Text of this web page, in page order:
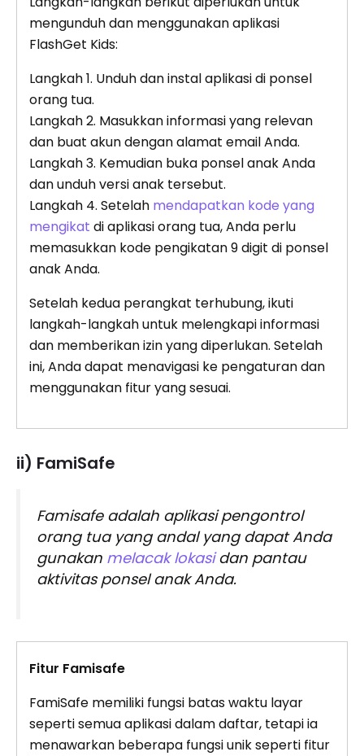
mengunduh dan menggunakan aplikasi
FlashGet Kids:
Langkah 1. Unduh dan instal aplikasi di ponsel
orang tua.
Langkah 2. Masukkan informasi yang relevan
dan buat akun dengan alamat email Anda.
Langkah 3. Kemudian buka ponsel anak Anda
dan unduh versi anak tersebut.
Langkah 4. Setelah mendapatkan kode yang
mengikat di aplikasi orang tua, Anda perlu
memasukkan kode pengikatan 9 digit di ponsel
anak Anda.
Setelah kedua perangkat terhubung, ikuti
langkah-langkah untuk melengkapi informasi
dan memberikan izin yang diperlukan. Setelah
ini, Anda dapat menavigasi ke pengaturan dan
menggunakan fitur yang sesuai.
ii) FamiSafe
Famisafe adalah aplikasi pengontrol
orang tua yang andal yang dapat Anda
gunakan melacak lokasidan pantau
aktivitas ponsel anak Anda.
Fitur Famisafe
FamiSafe memiliki fungsi batas waktu layar
seperti semua aplikasi dalam daftar, tetapi ia
menawarkan beberapa fungsi unik seperti fitur